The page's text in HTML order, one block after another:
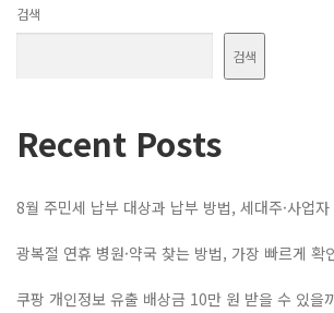
검색
검색
Recent Posts
8월 주민세 납부 대상과 납부 방법, 세대주·사업
광복절 연휴 병원·약국 찾는 방법, 가장 빠르게 확
쿠팡 개인정보 유출 배상금 10만 원 받을 수 있을